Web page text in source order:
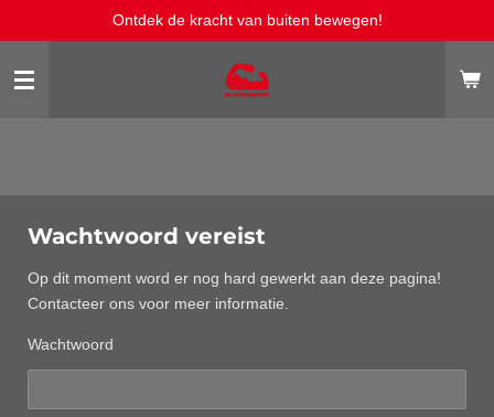
naar
hoofdinhoud
Ontdek de kracht van buiten bewegen!
Wachtwoord vereist
Op dit moment word er nog hard gewerkt aan deze pagina!
Contacteer ons voor meer informatie.
Wachtwoord